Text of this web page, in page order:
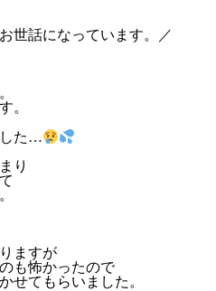
世話になっています。／
。
た…
り
。
ますが
も怖かったので
せてもらいました。